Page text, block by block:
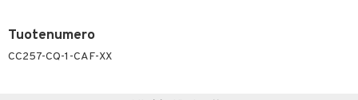
Tuotenumero
CC257-CQ-1-CAF-XX